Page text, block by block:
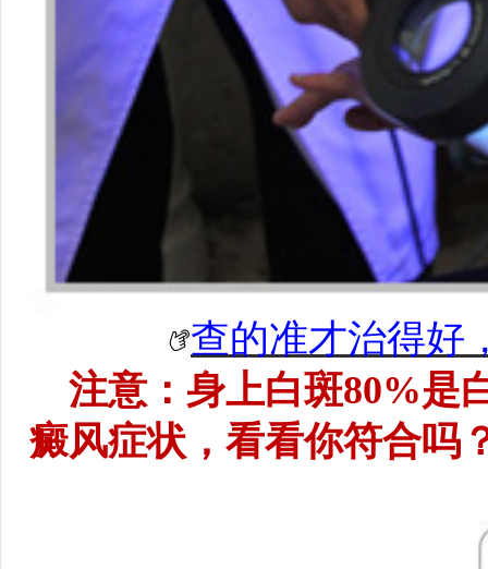
查的准才治得好
注意：身上白斑80%是
癜风症状，看看你符合吗